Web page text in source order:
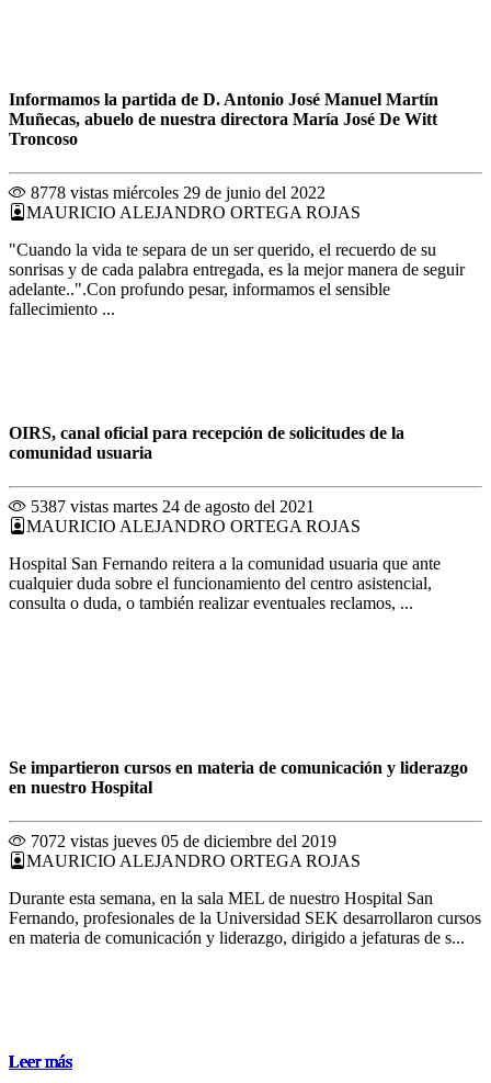
Leer más
Leer más
Leer más
Leer más
Leer más
Informamos la partida de D. Antonio José Manuel Martín
Muñecas, abuelo de nuestra directora María José De Witt
Troncoso
8778 vistas miércoles 29 de junio del 2022
MAURICIO ALEJANDRO ORTEGA ROJAS
"Cuando la vida te separa de un ser querido, el recuerdo de su
sonrisas y de cada palabra entregada, es la mejor manera de seguir
adelante..".Con profundo pesar, informamos el sensible
fallecimiento ...
Leer más
OIRS, canal oficial para recepción de solicitudes de la
comunidad usuaria
5387 vistas martes 24 de agosto del 2021
MAURICIO ALEJANDRO ORTEGA ROJAS
Hospital San Fernando reitera a la comunidad usuaria que ante
cualquier duda sobre el funcionamiento del centro asistencial,
consulta o duda, o también realizar eventuales reclamos, ...
Leer más
Se impartieron cursos en materia de comunicación y liderazgo
en nuestro Hospital
7072 vistas jueves 05 de diciembre del 2019
MAURICIO ALEJANDRO ORTEGA ROJAS
Durante esta semana, en la sala MEL de nuestro Hospital San
Fernando, profesionales de la Universidad SEK desarrollaron cursos
en materia de comunicación y liderazgo, dirigido a jefaturas de s...
Leer más
Leer más
Leer más
Leer más
Leer más